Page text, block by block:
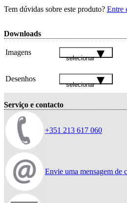
Tem dúvidas sobre este produto? Entre
Downloads
Imagens
selecionar
Desenhos
selecionar
Serviço e contacto
+351 213 617 060
Envie uma mensagem de